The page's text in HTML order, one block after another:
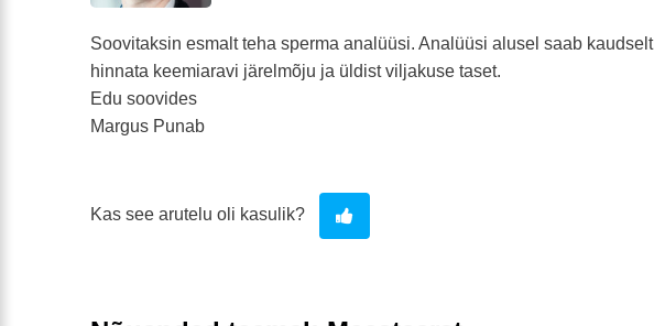
Soovitaksin esmalt teha sperma analüüsi. Analüüsi alusel saab kaudselt
hinnata keemiaravi järelmõju ja üldist viljakuse taset.
Edu soovides
Margus Punab
Kas see arutelu oli kasulik?